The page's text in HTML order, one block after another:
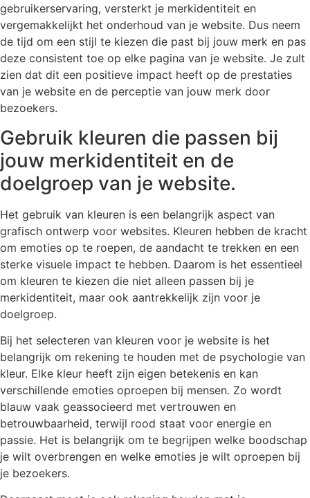
gebruikerservaring, versterkt je merkidentiteit en
vergemakkelijkt het onderhoud van je website. Dus neem
de tijd om een stijl te kiezen die past bij jouw merk en pas
deze consistent toe op elke pagina van je website. Je zult
zien dat dit een positieve impact heeft op de prestaties
van je website en de perceptie van jouw merk door
bezoekers.
Gebruik kleuren die passen bij
jouw merkidentiteit en de
doelgroep van je website.
Het gebruik van kleuren is een belangrijk aspect van
grafisch ontwerp voor websites. Kleuren hebben de kracht
om emoties op te roepen, de aandacht te trekken en een
sterke visuele impact te hebben. Daarom is het essentieel
om kleuren te kiezen die niet alleen passen bij je
merkidentiteit, maar ook aantrekkelijk zijn voor je
doelgroep.
Bij het selecteren van kleuren voor je website is het
belangrijk om rekening te houden met de psychologie van
kleur. Elke kleur heeft zijn eigen betekenis en kan
verschillende emoties oproepen bij mensen. Zo wordt
blauw vaak geassocieerd met vertrouwen en
betrouwbaarheid, terwijl rood staat voor energie en
passie. Het is belangrijk om te begrijpen welke boodschap
je wilt overbrengen en welke emoties je wilt oproepen bij
je bezoekers.